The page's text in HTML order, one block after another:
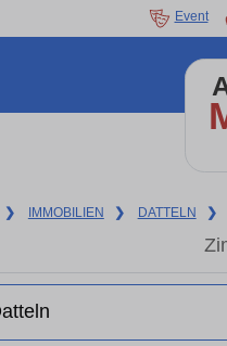
Event
❯ IMMOBILIEN ❯ DATTELN ❯